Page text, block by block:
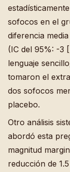
sofocos en el
diferencia
(IC del 95%: -3 [
lenguaje
tomaron el
dos sofocos
placebo.
Otro análisis
abordó esta
magnitud
reducción de